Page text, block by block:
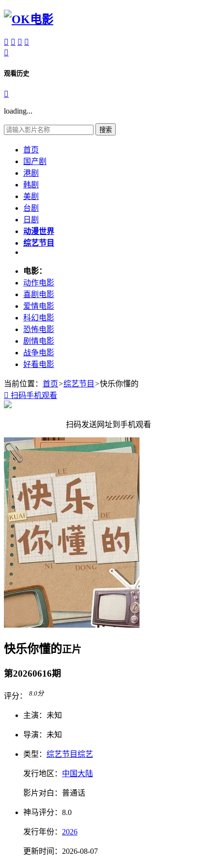
   

观看历史

loading...
搜索
首页
国产剧
港剧
韩剧
美剧
台剧
日剧
动漫世界
综艺节目
电影：
动作电影
喜剧电影
爱情电影
科幻电影
恐怖电影
剧情电影
战争电影
好看电影
当前位置： 首页>综艺节目 >快乐你懂的
 扫码手机观看
扫码发送网址到手机观看
快乐你懂的正片
第20260616期
评分： 8.0分
主演： 未知
导演： 未知
类型： 综艺节目综艺
发行地区： 中国大陆
影片对白： 普通话
神马评分： 8.0
发行年份： 2026
更新时间： 2026-08-07